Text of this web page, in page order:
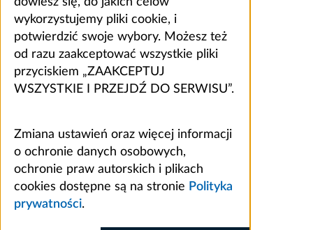
wykorzystujemy pliki cookie, i
potwierdzić swoje wybory. Możesz też
od razu zaakceptować wszystkie pliki
przyciskiem „ZAAKCEPTUJ
WSZYSTKIE I PRZEJDŹ DO SERWISU”.
Zmiana ustawień oraz więcej informacji
o ochronie danych osobowych,
ochronie praw autorskich i plikach
cookies dostępne są na stronie Polityka
prywatności.